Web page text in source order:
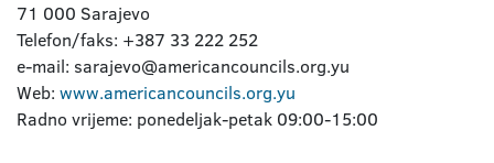
71 000 Sarajevo
Telefon/faks: +387 33 222 252
e-mail: sarajevo@americancouncils.org.yu
Web: www.americancouncils.org.yu
Radno vrijeme: ponedeljak-petak 09:00-15:00